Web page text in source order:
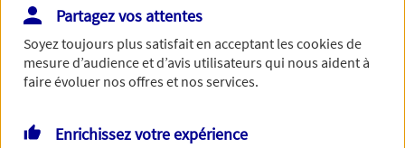
Vous disposez de droits sur les informations vous concernant. Pour
plus d’informations,cliquez ici.
Partagez vos attentes
Soyez toujours plus satisfait en acceptant lescookiesde
mesure d’audience et d’avis utilisateurs qui nous aident à
faire évoluer nos offres et nos services.
Enrichissez votre expérience